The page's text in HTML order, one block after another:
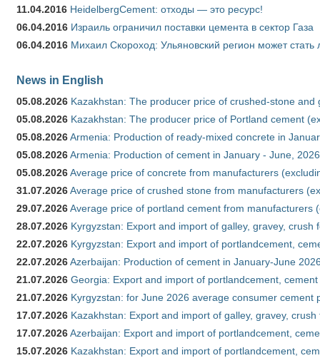
11.04.2016 HeidelbergCement: отходы — это ресурс!
06.04.2016 Израиль ограничил поставки цемента в сектор Газа
06.04.2016 Михаил Скороход: Ульяновский регион может
News in English
05.08.2026 Kazakhstan: The producer price of crushed-stone and
05.08.2026 Kazakhstan: The producer price of Portland cement
05.08.2026Armenia: Production of ready-mixed concrete in
05.08.2026Armenia: Production of cement in January - June, 2026
05.08.2026Average price of concrete from manufacturers
31.07.2026Average price of crushed stone from manufacturers
29.07.2026Average price of portland cement from manufacturers
28.07.2026 Kyrgyzstan: Export and import of galley, gravey,
22.07.2026 Kyrgyzstan: Export and import of portlandcement,
22.07.2026Azerbaijan: Production of cement in January-June
21.07.2026 Georgia: Export and import of portlandcement,
21.07.2026 Kyrgyzstan: for June 2026 average consumer cement
17.07.2026 Kazakhstan: Export and import of galley, gravey,
17.07.2026Azerbaijan: Export and import of portlandcement,
15.07.2026 Kazakhstan: Export and import of portlandcement,